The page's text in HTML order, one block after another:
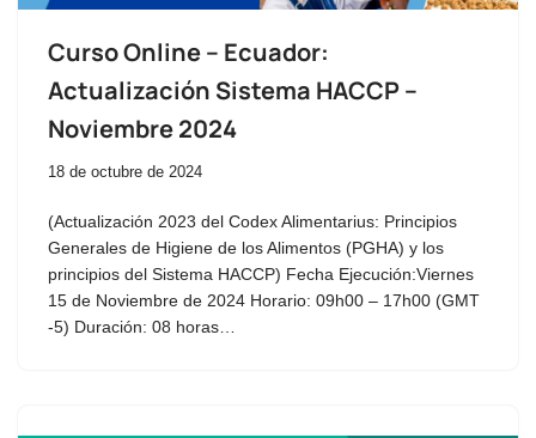
Curso Online – Ecuador:
Actualización Sistema HACCP –
Noviembre 2024
18 de octubre de 2024
(Actualización 2023 del Codex Alimentarius: Principios
Generales de Higiene de los Alimentos (PGHA) y los
principios del Sistema HACCP) Fecha Ejecución:Viernes
15 de Noviembre de 2024 Horario: 09h00 – 17h00 (GMT
-5) Duración: 08 horas…